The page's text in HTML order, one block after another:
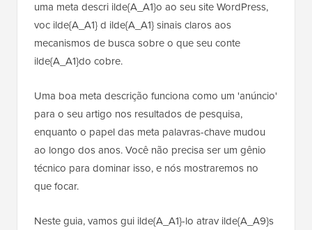
uma meta descri ilde{A_A1}o ao seu site WordPress,
voc ilde{A_A1} d ilde{A_A1} sinais claros aos
mecanismos de busca sobre o que seu conte
ilde{A_A1}do cobre.
Uma boa meta descrição funciona como um 'anúncio'
para o seu artigo nos resultados de pesquisa,
enquanto o papel das meta palavras-chave mudou
ao longo dos anos. Você não precisa ser um gênio
técnico para dominar isso, e nós mostraremos no
que focar.
Neste guia, vamos gui ilde{A_A1}-lo atrav ilde{A_A9}s